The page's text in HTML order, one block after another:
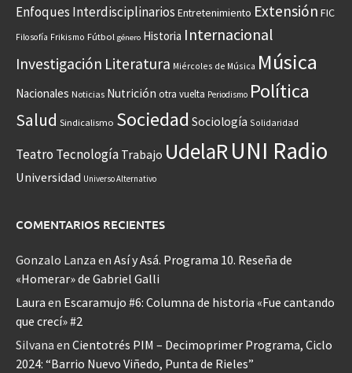
Enfoques Interdisciplinarios Entretenimiento Extensión FIC
Filosofía Frikismo Fútbol género Historia Internacional
Investigación Literatura Miércoles de Música Música
Nacionales Noticias Nutrición otra vuelta Periodismo Política
Salud Sindicalismo Sociedad Sociología Solidaridad
Teatro Tecnología Trabajo UdelaR UNI Radio
Universidad Universo Alternativo
COMENTARIOS RECIENTES
Gonzalo Lanza en Así y Asá. Programa 10. Reseña de
«Homerar» de Gabriel Galli
Laura en Escaramujo #6: Columna de historia «Fue cantando
que crecí» #2
Silvana en Cientotrés PIM – Decimoprimer Programa, Ciclo
2024: “Barrio Nuevo Viñedo, Punta de Rieles”